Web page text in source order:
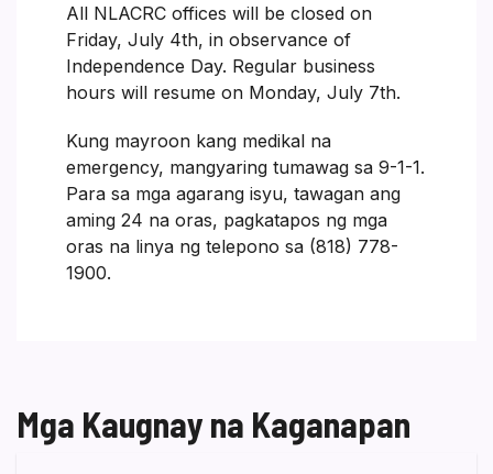
All NLACRC offices will be closed on
Friday, July 4th, in observance of
Independence Day. Regular business
hours will resume on Monday, July 7th.
Kung mayroon kang medikal na
emergency, mangyaring tumawag sa 9-1-1.
Para sa mga agarang isyu, tawagan ang
aming 24 na oras, pagkatapos ng mga
oras na linya ng telepono sa (818) 778-
1900.
Mga Kaugnay na Kaganapan